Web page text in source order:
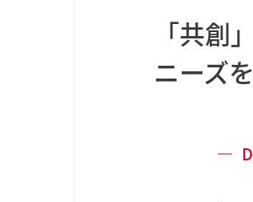
「共創
ニーズ